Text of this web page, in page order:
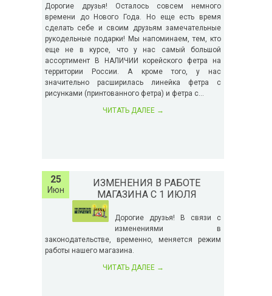
Дорогие друзья! Осталось совсем немного
времени до Нового Года. Но еще есть время
сделать себе и своим друзьям замечательные
рукодельные подарки! Мы напоминаем, тем, кто
еще не в курсе, что у нас самый большой
ассортимент В НАЛИЧИИ корейского фетра на
территории России. А кроме того, у нас
значительно расширилась линейка фетра с
рисунками (принтованного фетра) и фетра с...
ЧИТАТЬ ДАЛЕЕ →
25
Июн
ИЗМЕНЕНИЯ В РАБОТЕ
МАГАЗИНА С 1 ИЮЛЯ
Дорогие друзья! В связи с
изменениями в
законодательстве, временно, меняется режим
работы нашего магазина.
ЧИТАТЬ ДАЛЕЕ →